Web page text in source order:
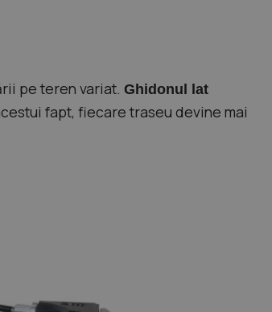
pe teren variat. Ghidonul lat
fapt, fiecare traseu devine mai